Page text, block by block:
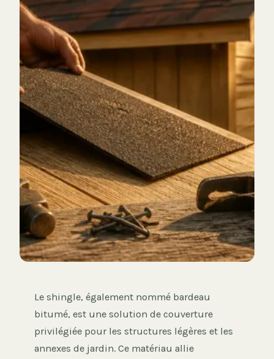
Le shingle, également nommé bardeau
bitumé, est une solution de couverture
privilégiée pour les structures légères et les
annexes de jardin. Ce matériau allie